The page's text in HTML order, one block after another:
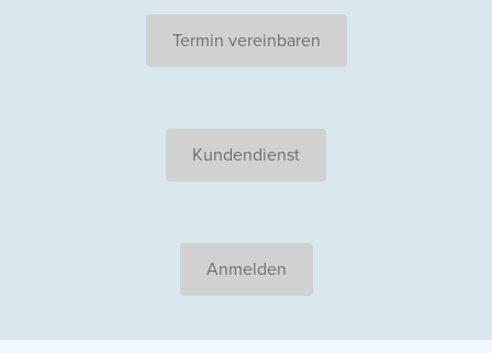
Termin vereinbaren
Kundendienst
Anmelden